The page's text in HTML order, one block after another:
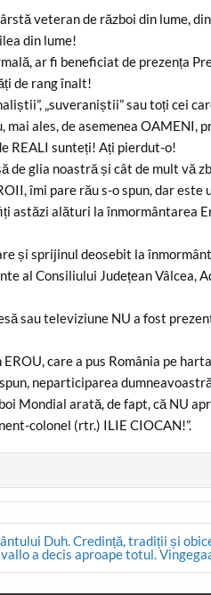
veteran de război din lume,
din lume!
ar fi beneficiat de prezența
de rang înalt!
„suveraniștii” sau toți cei
mai ales, de asemenea OAMENI,
REALI sunteți! Ați pierdut-o!
de glia noastră și cât de mult vă
îmi pare rău s-o spun, dar este
astăzi alături la înmormântarea
și sprijinul deosebit la
al Consiliului Județean Vâlcea,
sau televiziune NU a fost
care a pus România pe
neparticiparea
Mondial arată, de fapt, că NU
colonel (rtr.) ILIE CIOCAN!”.
Duh. Credință, tradiții și
a decis aproape totul.